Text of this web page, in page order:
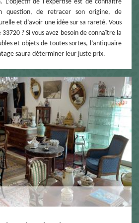
L’objectif de l’expertise est de connaître
question, de retracer son origine, de
et d’avoir une idée sur sa rareté. Vous
? Si vous avez besoin de connaître la
et objets de toutes sortes, l’antiquaire
saura déterminer leur juste prix.